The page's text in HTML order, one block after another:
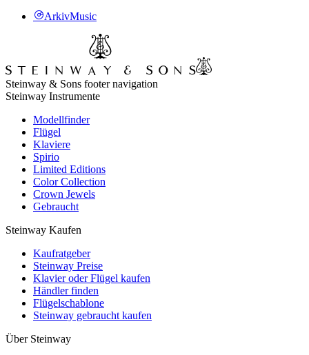
ArkivMusic
Steinway & Sons footer navigation
Steinway Instrumente
Modellfinder
Flügel
Klaviere
Spirio
Limited Editions
Color Collection
Crown Jewels
Gebraucht
Steinway Kaufen
Kaufratgeber
Steinway Preise
Klavier oder Flügel kaufen
Händler finden
Flügelschablone
Steinway gebraucht kaufen
Über Steinway